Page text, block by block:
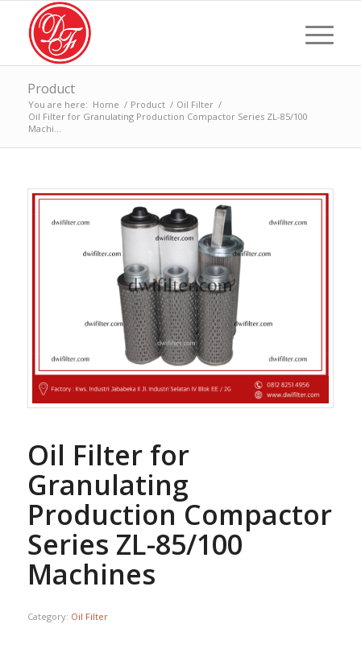
Product
You are here: Home / Product / Oil Filter /
Oil Filter for Granulating Production Compactor Series ZL-85/100
Machi...
Oil Filter for
Granulating
Production Compactor
Series ZL-85/100
Machines
Category: Oil Filter